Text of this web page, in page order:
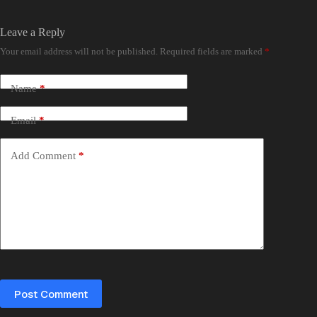
Leave a Reply
Your email address will not be published. Required fields are marked *
Name*
Email*
Add Comment *
Post Comment